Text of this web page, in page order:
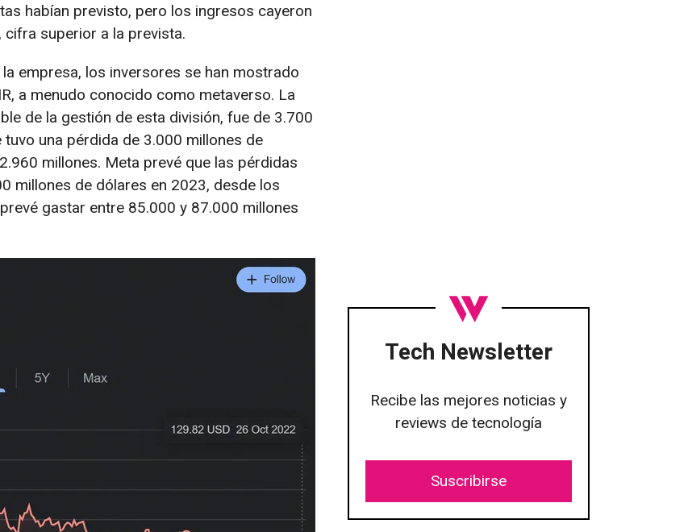
Tech Newsletter
Recibe las mejores noticias y
reviews de tecnología
Suscribirse
habían previsto, pero los ingresos cayeron
cifra superior a la prevista.
empresa, los inversores se han mostrado
a menudo conocido como metaverso. La
de la gestión de esta división, fue de 3.700
una pérdida de 3.000 millones de
millones. Meta prevé que las pérdidas
millones de dólares en 2023, desde los
gastar entre 85.000 y 87.000 millones